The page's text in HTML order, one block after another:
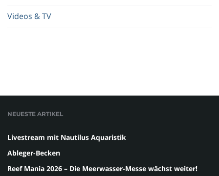
Videos & TV
NEUESTE ARTIKEL
Livestream mit Nautilus Aquaristik
Ableger-Becken
Reef Mania 2026 – Die Meerwasser-Messe wächst weiter!